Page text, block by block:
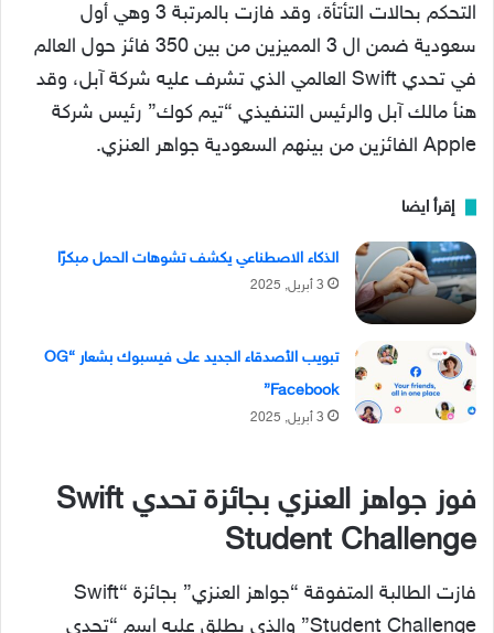
التحكم بحالات التأتأة، وقد فازت بالمرتبة 3 وهي أول
سعودية ضمن ال 3 المميزين من بين 350 فائز حول العالم
في تحدي Swift العالمي الذي تشرف عليه شركة آبل، وقد
هنأ مالك آبل والرئيس التنفيذي “تيم كوك” رئيس شركة
Apple الفائزين من بينهم السعودية جواهر العنزي.
إقرأ ايضا
الذكاء الاصطناعي يكشف تشوهات الحمل مبكرًا
3 أبريل, 2025
تبويب الأصدقاء الجديد على فيسبوك بشعار “OG
Facebook”
3 أبريل, 2025
فوز جواهز العنزي بجائزة تحدي Swift
Student Challenge
فازت الطالبة المتفوقة “جواهز العنزي” بجائزة “Swift
Student Challenge” والذي يطلق عليه اسم “تحدي